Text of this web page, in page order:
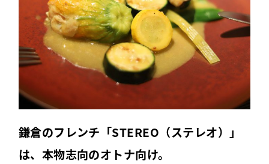
鎌倉のフレンチ「STEREO（ステレオ）」
は、本物志向のオトナ向け。